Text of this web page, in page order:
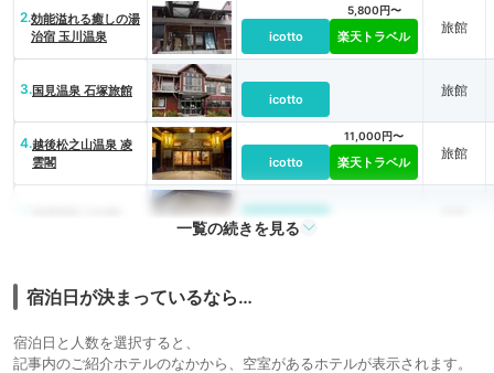
2.効能溢れる癒しの湯
治宿 玉川温泉
icotto
5,800円〜
楽天トラベル
旅館
3.国見温泉 石塚旅館
icotto
旅館
4.越後松之山温泉 凌
雲閣
icotto
11,000円〜
楽天トラベル
旅館
icotto
一覧の続きを見る
宿泊日が決まっているなら…
宿泊日と人数を選択すると、
記事内のご紹介ホテルのなかから、空室があるホテルが表示されます。